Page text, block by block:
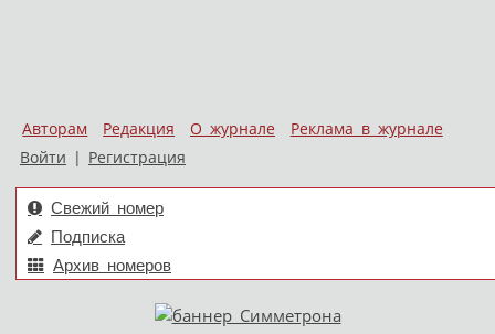
Авторам Редакция О журнале
Реклама в журнале
Войти | Регистрация
Свежий номер
Подписка
Архив номеров